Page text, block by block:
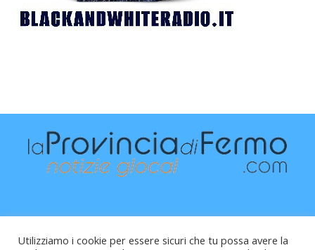
Utilizziamo i cookie per essere sicuri che tu possa avere la